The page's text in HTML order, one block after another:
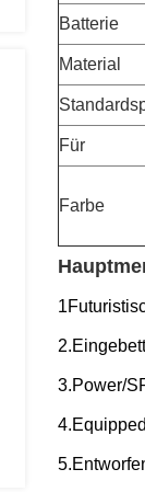
Batterie
Material
Für
Farbe
3.Power/